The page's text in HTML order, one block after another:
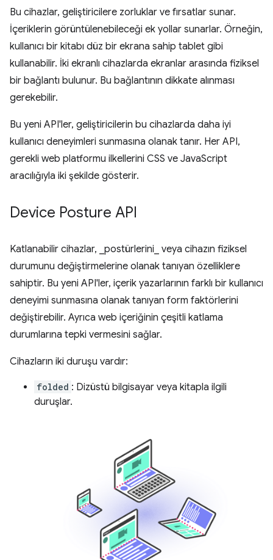
Bu cihazlar, geliştiricilere zorluklar ve fırsatlar sunar.
İçeriklerin görüntülenebileceği ek yollar sunarlar. Örneğin,
kullanıcı bir kitabı düz bir ekrana sahip tablet gibi
kullanabilir. İki ekranlı cihazlarda ekranlar arasında fiziksel
bir bağlantı bulunur. Bu bağlantının dikkate alınması
gerekebilir.
Bu yeni API'ler, geliştiricilerin bu cihazlarda daha iyi
kullanıcı deneyimleri sunmasına olanak tanır. Her API,
gerekli web platformu ilkellerini CSS ve JavaScript
aracılığıyla iki şekilde gösterir.
Device Posture API
Katlanabilir cihazlar, _postürlerini_ veya cihazın fiziksel
durumunu değiştirmelerine olanak tanıyan özelliklere
sahiptir. Bu yeni API'ler, içerik yazarlarının farklı bir kullanıcı
deneyimi sunmasına olanak tanıyan form faktörlerini
değiştirebilir. Ayrıca web içeriğinin çeşitli katlama
durumlarına tepki vermesini sağlar.
Cihazların iki duruşu vardır:
folded : Dizüstü bilgisayar veya kitapla ilgili
duruşlar.